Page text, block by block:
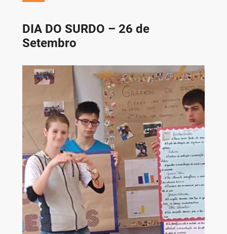
DIA DO SURDO – 26 de
Setembro